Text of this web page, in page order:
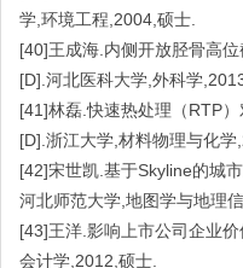
学,环境工程,2004,硕士.
[40]王成海.内侧开放胫骨高
[D].河北医科大学,外科学
[41]林磊.快速热处理（RTP
[D].浙江大学,材料物理与化学
[42]宋世凯.基于Skyline的城
河北师范大学,地图学与地理
[43]王洋.影响上市公司企业
会计学,2012,硕士.